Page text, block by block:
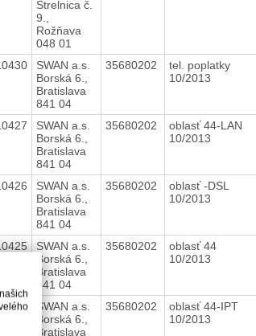
Strelnica č.
9.,
Rožňava
048 01
SWAN a.s.
Borská 6.,
Bratislava
841 04
35680202
tel. poplatky
10/2013
SWAN a.s.
Borská 6.,
Bratislava
841 04
35680202
oblasť 44-LAN
10/2013
SWAN a.s.
Borská 6.,
Bratislava
841 04
35680202
oblasť -DSL
10/2013
SWAN a.s.
Borská 6.,
Bratislava
841 04
35680202
oblasť 44
10/2013
SWAN a.s.
Borská 6.,
Bratislava
35680202
oblasť 44-IPT
10/2013